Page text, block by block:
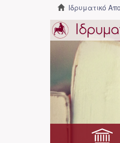
Ιδρυματικό